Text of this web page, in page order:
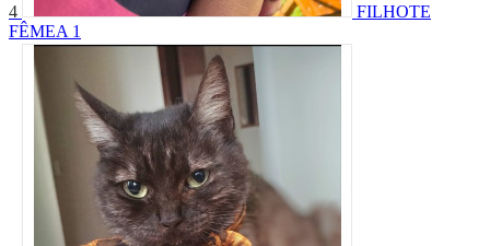
4
FILHOTE
FÊMEA 1